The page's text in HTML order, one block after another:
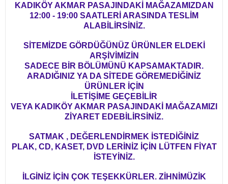
KADIKÖY AKMAR PASAJINDAKİ MAĞAZAMIZDAN
12:00 - 19:00 SAATLERİ ARASINDA TESLİM
ALABİLİRSİNİZ.
SİTEMİZDE GÖRDÜĞÜNÜZ ÜRÜNLER ELDEKİ
ARŞİVİMİZİN
SADECE BİR BÖLÜMÜNÜ KAPSAMAKTADIR.
ARADIĞINIZ YA DA SİTEDE GÖREMEDİĞİNİZ
ÜRÜNLER İÇİN
İLETİŞİME GEÇEBİLİR
VEYA KADIKÖY AKMAR PASAJINDAKİ MAĞAZAMIZI
ZİYARET EDEBİLİRSİNİZ.
SATMAK , DEĞERLENDİRMEK İSTEDİĞİNİZ
PLAK, CD, KASET, DVD LERİNİZ İÇİN LÜTFEN FİYAT
İSTEYİNİZ.
İLGİNİZ İÇİN ÇOK TEŞEKKÜRLER. ZİHNİMÜZİK